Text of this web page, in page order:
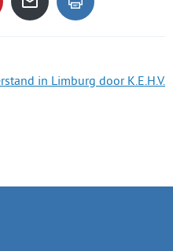
op Twittervia WhatsApp
dit blogartikel op Pinterest
Deel dit blogartikel via de
Dit blogartikel
in Limburg door K.E.H.V.